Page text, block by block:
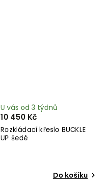
Rozkládací křeslo BUCKLE
UP šedé
U vás od 3 týdnů
10 450 Kč
Do košíku